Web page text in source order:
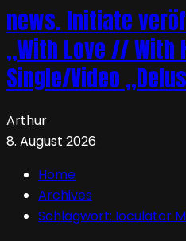
news. Initiate
„With Love // With
Single/Video
Arthur
8. August 2026
Home
Archives
Schlagwort: Ioculator